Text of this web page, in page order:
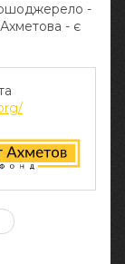
-
- є